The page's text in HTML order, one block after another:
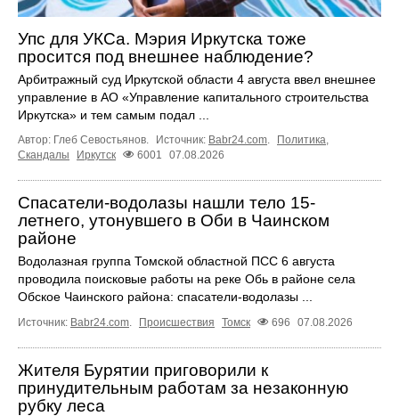
Упс для УКСа. Мэрия Иркутска тоже
просится под внешнее наблюдение?
Арбитражный суд Иркутской области 4 августа ввел внешнее
управление в АО «Управление капитального строительства
Иркутска» и тем самым подал ...
Автор: Глеб Севостьянов. Источник: Babr24.com Политика
Скандалы
Иркутск 6001 07.08.2026
Спасатели-водолазы нашли тело 15-
летнего, утонувшего в Оби в Чаинском
районе
Водолазная группа Томской областной ПСС 6 августа
проводила поисковые работы на реке Обь в районе села
Обское Чаинского района: спасатели-водолазы ...
Источник: Babr24.com Происшествия Томск 696 07.08.2026
Жителя Бурятии приговорили к
принудительным работам за незаконную
рубку леса